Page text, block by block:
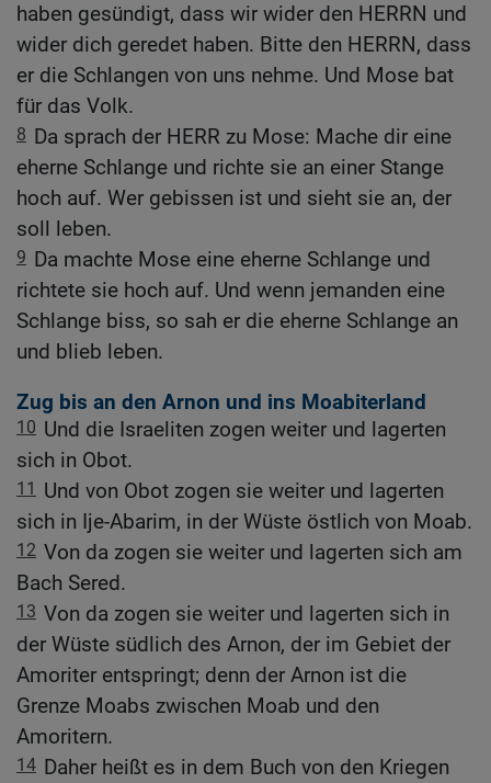
haben gesündigt, dass wir wider den HERRN und
wider dich geredet haben. Bitte den HERRN, dass
er die Schlangen von uns nehme. Und Mose bat
für das Volk.
8 Da sprach der HERR zu Mose: Mache dir eine
eherne Schlange und richte sie an einer Stange
hoch auf. Wer gebissen ist und sieht sie an, der
soll leben.
9 Da machte Mose eine eherne Schlange und
richtete sie hoch auf. Und wenn jemanden eine
Schlange biss, so sah er die eherne Schlange an
und blieb leben.
Zug bis an den Arnon und ins Moabiterland
10 Und die Israeliten zogen weiter und lagerten
sich in Obot.
11 Und von Obot zogen sie weiter und lagerten
sich in Ije-Abarim, in der Wüste östlich von Moab.
12 Von da zogen sie weiter und lagerten sich am
Bach Sered.
13 Von da zogen sie weiter und lagerten sich in
der Wüste südlich des Arnon, der im Gebiet der
Amoriter entspringt; denn der Arnon ist die
Grenze Moabs zwischen Moab und den
Amoritern.
14 Daher heißt es in dem Buch von den Kriegen